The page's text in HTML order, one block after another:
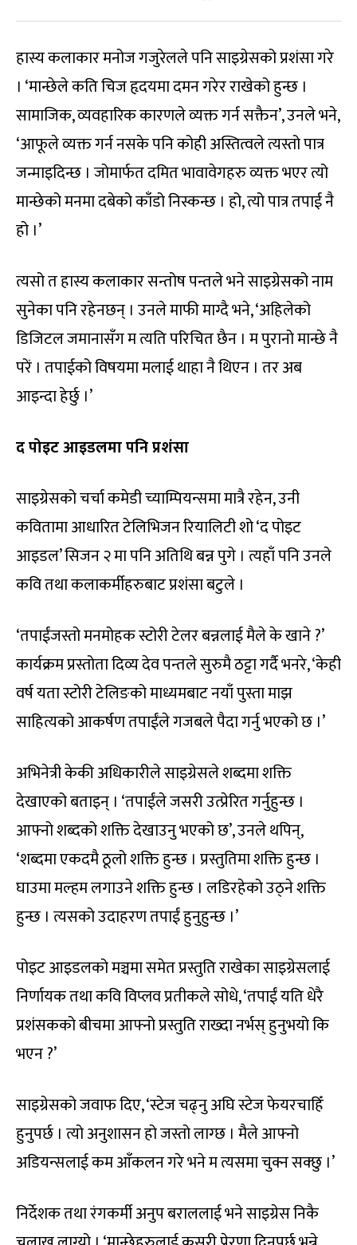
हास्य कलाकार मनोज गजुरेलले पनि साइग्रेसको प्रशंसा गरे
। ‘मान्छेले कति चिज हृदयमा दमन गरेर राखेको हुन्छ ।
सामाजिक, व्यवहारिक कारणले व्यक्त गर्न सक्तैन’, उनले भने,
‘आफूले व्यक्त गर्न नसके पनि कोही अस्तित्वले त्यस्तो पात्र
जन्माइदिन्छ । जोमार्फत दमित भावावेगहरु व्यक्त भएर त्यो
मान्छेको मनमा दबेको काँडो निस्कन्छ । हो, त्यो पात्र तपाई नै
हो ।’
त्यसो त हास्य कलाकार सन्तोष पन्तले भने साइग्रेसको नाम
सुनेका पनि रहेनछन् । उनले माफी माग्दै भने, ‘अहिलेको
डिजिटल जमानासँग म त्यति परिचित छैन । म पुरानो मान्छे नै
परें । तपाईको विषयमा मलाई थाहा नै थिएन । तर अब
आइन्दा हेर्छु ।’
दपोइटआइडलमापनिप्रशंसा
साइग्रेसको चर्चा कमेडी च्याम्पियन्समा मात्रै रहेन, उनी
कवितामा आधारित टेलिभिजन रियालिटी शो ‘द पोइट
आइडल’ सिजन २ मा पनि अतिथि बन्न पुगे । त्यहाँ पनि उनले
कवि तथा कलाकर्मीहरुबाट प्रशंसा बटुले ।
‘तपाईंजस्तो मनमोहक स्टोरी टेलर बन्नलाई मैले के खाने ?’
कार्यक्रम प्रस्तोता दिव्य देव पन्तले सुरुमै ठट्टा गर्दै भनरे, ‘केही
वर्ष यता स्टोरी टेलिङको माध्यमबाट नयाँ पुस्ता माझ
साहित्यको आकर्षण तपाईंले गजबले पैदा गर्नु भएको छ ।’
अभिनेत्री केकी अधिकारीले साइग्रेसले शब्दमा शक्ति
देखाएको बताइन् । ‘तपाईंले जसरी उत्प्रेरित गर्नुहुन्छ ।
आफ्नो शब्दको शक्ति देखाउनु भएको छ’, उनले थपिन्,
‘शब्दमा एकदमै ठूलो शक्ति हुन्छ । प्रस्तुतिमा शक्ति हुन्छ ।
घाउमा मल्हम लगाउने शक्ति हुन्छ । लडिरहेको उठ्ने शक्ति
हुन्छ । त्यसको उदाहरण तपाईं हुनुहुन्छ ।’
पोइट आइडलको मञ्चमा समेत प्रस्तुति राखेका साइग्रेसलाई
निर्णायक तथा कवि विप्लव प्रतीकले सोधे, ‘तपाईं यति धेरै
प्रशंसकको बीचमा आफ्नो प्रस्तुति राख्दा नर्भस् हुनुभयो कि
भएन ?’
साइग्रेसको जवाफ दिए, ‘स्टेज चढ्नु अघि स्टेज फेयरचाहिँ
हुनुपर्छ । त्यो अनुशासन हो जस्तो लाग्छ । मैले आफ्नो
अडियन्सलाई कम आँकलन गरे भने म त्यसमा चुक्न सक्छु ।’
निर्देशक तथा रंगकर्मी अनुप बराललाई भने साइग्रेस निकै